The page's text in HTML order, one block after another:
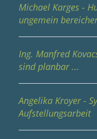
Michael Karges -
ungemein
Ing. Manfred
sind planbar ...
Angelika Kroyer -
Aufstellungsarbeit